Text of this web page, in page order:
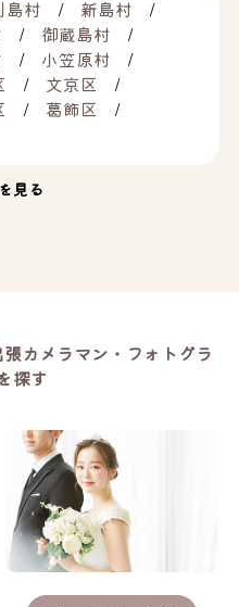
島村
新島村
御蔵島村
小笠原村
文京区
葛飾区
見る
カメラマン・フォトグラ
探す